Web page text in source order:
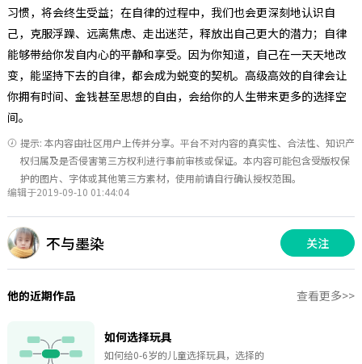
习惯，将会终生受益；在自律的过程中，我们也会更深刻地认识自
己，克服浮躁、远离焦虑、走出迷茫，释放出自己更大的潜力；自律
能够带给你发自内心的平静和享受。因为你知道，自己在一天天地改
变，能坚持下去的自律，都会成为蜕变的契机。高级高效的自律会让
你拥有时间、金钱甚至思想的自由，会给你的人生带来更多的选择空
间。
提示: 本内容由社区用户上传并分享。平台不对内容的真实性、合法性、知识产
权归属及是否侵害第三方权利进行事前审核或保证。本内容可能包含受版权保
护的图片、字体或其他第三方素材，使用前请自行确认授权范围。
编辑于2019-09-10 01:44:04
不与墨染 关注
他的近期作品 查看更多>>
如何选择玩具
如何给0-6岁的儿童选择玩具，选择的